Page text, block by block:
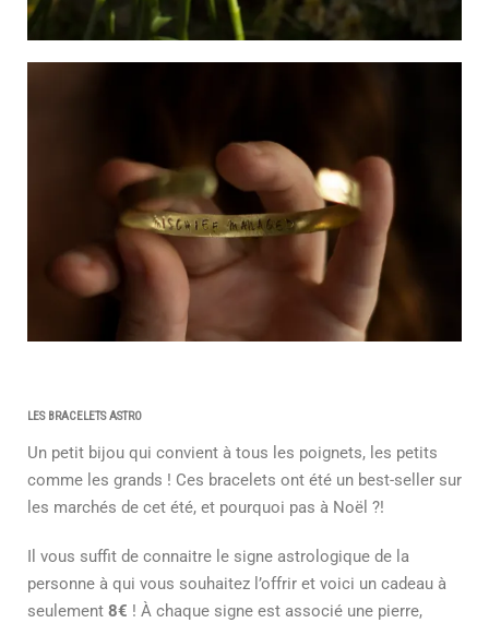
LES BRACELETS ASTRO
Un petit bijou qui convient à tous les poignets, les petits
comme les grands ! Ces bracelets ont été un best-seller sur
les marchés de cet été, et pourquoi pas à Noël ?!
Il vous suffit de connaitre le signe astrologique de la
personne à qui vous souhaitez l’offrir et voici un cadeau à
seulement 8€ ! À chaque signe est associé une pierre,